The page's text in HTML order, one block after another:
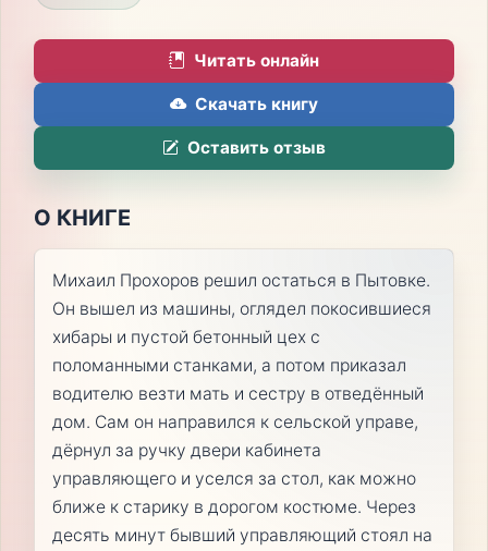
Читать онлайн
Скачать книгу
Оставить отзыв
О КНИГЕ
Михаил Прохоров решил остаться в Пытовке.
Он вышел из машины, оглядел покосившиеся
хибары и пустой бетонный цех с
поломанными станками, а потом приказал
водителю везти мать и сестру в отведённый
дом. Сам он направился к сельской управе,
дёрнул за ручку двери кабинета
управляющего и уселся за стол, как можно
ближе к старику в дорогом костюме. Через
десять минут бывший управляющий стоял на